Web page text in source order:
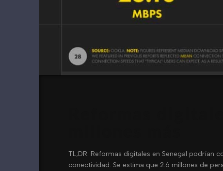
TL;DR: Reformas digitales en Senegal podrían
conectividad. Se estima que 2.6 millones de